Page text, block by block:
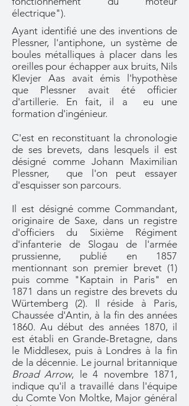
électrique").
Ayant identifié une des inventions de
Plessner, l'antiphone, un système de
boules métalliques à placer dans les
oreilles pour échapper aux bruits, Nils
Klevjer Aas avait émis l'hypothèse
que Plessner avait été officier
d'artillerie. En fait, il a eu une
formation d'ingénieur.
C'est en reconstituant la chronologie
de ses brevets, dans lesquels il est
désigné comme Johann Maximilian
Plessner, que l'on peut essayer
d'esquisser son parcours.
Il est désignécomme Commandant,
originaire de Saxe, dans un registre
d'officiers du Sixième Régiment
d'infanterie de Slogau de l'armée
prussienne, publié en 1857
mentionnant son premier brevet (1)
puis comme "Kaptain in Paris" en
1871 dans un registre des brevets du
Würtemberg (2). Il réside à Paris,
Chaussée d'Antin, à la fin des années
1860. Au début des années 1870, il
est établi en Grande-Bretagne, dans
le Middlesex, puis à Londres à la fin
de la décennie. Le journal britannique
Broad Arrow, le 4 novembre 1871,
indique qu'il a travaillé dans l'équipe
du Comte Von Moltke, Major général